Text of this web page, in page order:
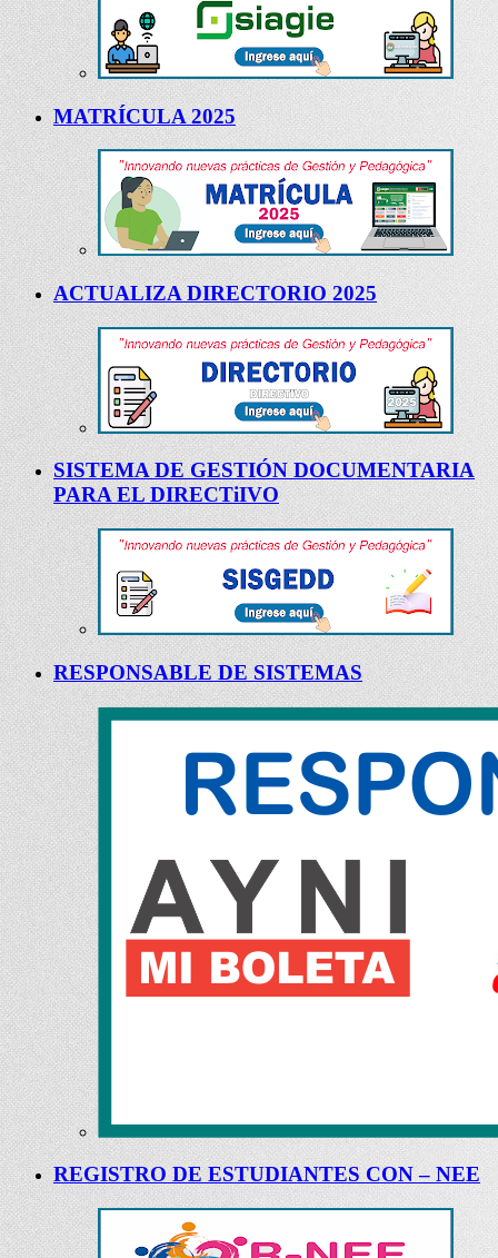
MATRÍCULA 2025
ACTUALIZA DIRECTORIO 2025
SISTEMA DE GESTIÓN DOCUMENTARIA
PARA EL DIRECTiIVO
RESPONSABLE DE SISTEMAS
REGISTRO DE ESTUDIANTES CON – NEE